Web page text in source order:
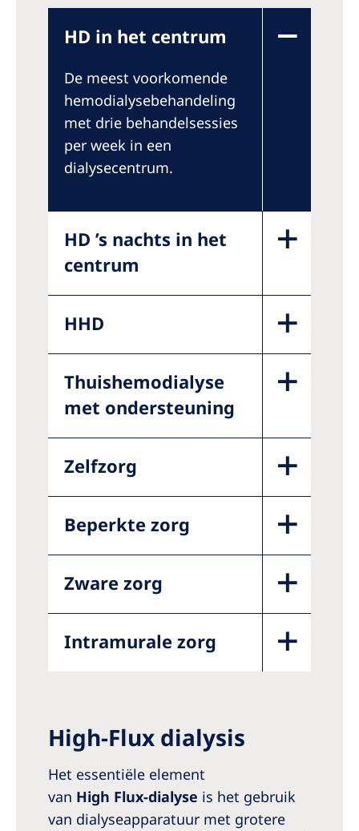
HD in het centrum
De meest voorkomende
hemodialysebehandeling
met drie behandelsessies
per week in een
dialysecentrum.
HD ’s nachts in het
centrum
HHD
Thuishemodialyse
met ondersteuning
Zelfzorg
Beperkte zorg
Zware zorg
Intramurale zorg
High-Flux dialysis
Het essentiële element
van High Flux‑dialyse is het gebruik
van dialyseapparatuur met grotere